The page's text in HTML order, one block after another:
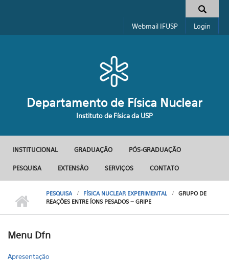
Formulário de busca
Webmail IFUSP Login
Departamento de Física Nuclear
Instituto de Física da USP
Menu principal
INSTITUCIONAL GRADUAÇÃO PÓS-GRADUAÇÃO
PESQUISA EXTENSÃO SERVIÇOS CONTATO
PESQUISA FÍSICA NUCLEAR EXPERIMENTAL
GRUPO DE
REAÇÕES ENTRE ÍONS PESADOS – GRIPE
Menu Dfn
Apresentação